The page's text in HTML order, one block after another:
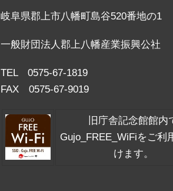
岐阜県郡上市八幡町島谷520番地の1
一般財団法人郡上八幡産業振興公社
TEL 0575-67-1819
FAX 0575-67-9019
旧庁舎記念館館内
Gujo_FREE_WiFiをご利
けます。